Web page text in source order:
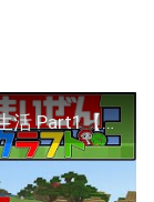
マイクラ初心者と始めるサバイバル生活 Part1【まいぜんクラフト３・マインクラフト・まいくら】